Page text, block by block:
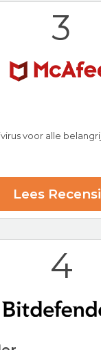
terug-garantie
Bezoek nu PC
3
voor alle
Lees
4